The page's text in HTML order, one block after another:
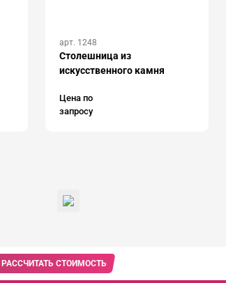
арт. 1248
Столешница из
искусственного камня
Цена по
запросу
РАССЧИТАТЬ СТОИМОСТЬ